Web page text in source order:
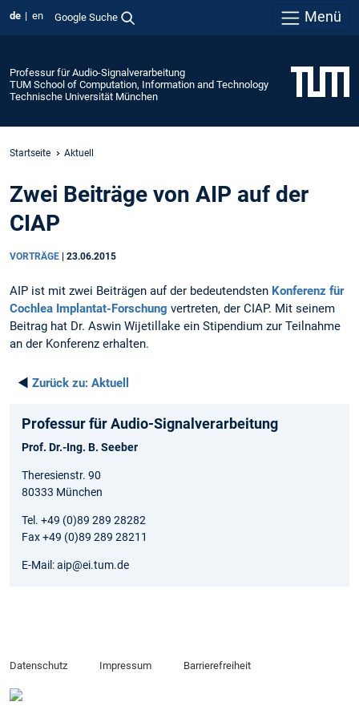
de en Google Suche Menü
Professur für Audio-Signalverarbeitung
TUM School of Computation, Information and Technology
Technische Universität München
Startseite Aktuell
Zwei Beiträge von AIP auf der
CIAP
VORTRÄGE 23.06.2015
AIP ist mit zwei Beiträgen auf der bedeutendsten Konferenz für
Cochlea Implantat-Forschung vertreten, der CIAP. Mit seinem
Beitrag hat Dr. Aswin Wijetillake ein Stipendium zur Teilnahme
an der Konferenz erhalten.
◄ Zurück zu: Aktuell
Professur für Audio-Signalverarbeitung
Prof. Dr.-Ing. B. Seeber
Theresienstr. 90
80333 München
Tel. +49 (0)89 289 28282
Fax +49 (0)89 289 28211
E-Mail: aip@ei.tum.de
Datenschutz Impressum Barrierefreiheit